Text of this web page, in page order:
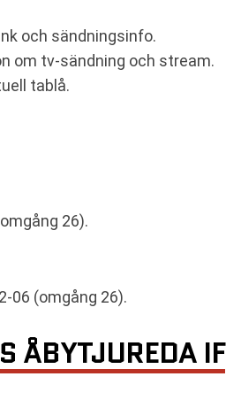
och sändningsinfo.
om tv-sändning och stream.
tablå.
26).
06 (omgång 26).
ÅBYTJUREDA IF